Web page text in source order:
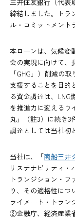
三井住友銀行（代表
締結しました。トラ
ル・コミットメント
本ローンは、気候変
会の実現に向けて、
「GHG」）削減の
支援することを目的
る資金調達は、LNG
を推進力に変えるウ
丸」（註3）に続き3
調達としては当社初
当社は、「商船三井
サステナビリティ・
トランジション・
り、その適格性に
ライメート・トラン
②金融庁、経済産業